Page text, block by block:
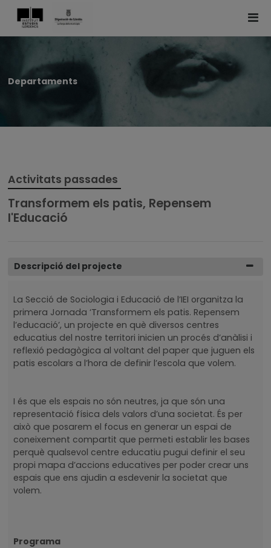
Departaments
Activitats passades
Transformem els patis, Repensem
l'Educació
Descripció del projecte
La Secció de Sociologia i Educació de l’IEI organitza la
primera Jornada ‘Transformem els patis. Repensem
l’educació’, un projecte en què diversos centres
educatius del nostre territori inicien un procés d’anàlisi i
reflexió pedagògica al voltant del paper que juguen els
patis escolars a l’hora de definir l’escola que volem.
I és que els espais no són neutres, ja que són una
representació física dels valors d’una societat. És per
això que posarem el focus en generar un espai de
coneixement compartit que permeti establir les bases
perquè qualsevol centre educatiu pugui definir el seu
propi mapa d’accions educatives per poder crear uns
espais que ens ajudin a esdevenir la societat que
volem.
Programa